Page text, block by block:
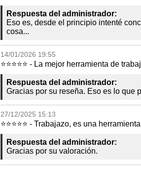
Respuesta del administrador:
Eso es, desde el principio intenté
cosa...
14/01/2026 19:55
⭐⭐⭐⭐⭐ - La mejor herramienta de
Respuesta del administrador:
Gracias por su reseña. Eso es lo que
27/12/2025 15:13
⭐⭐⭐⭐⭐ - Trabajazo, es una
Respuesta del administrador:
Gracias por su valoración.